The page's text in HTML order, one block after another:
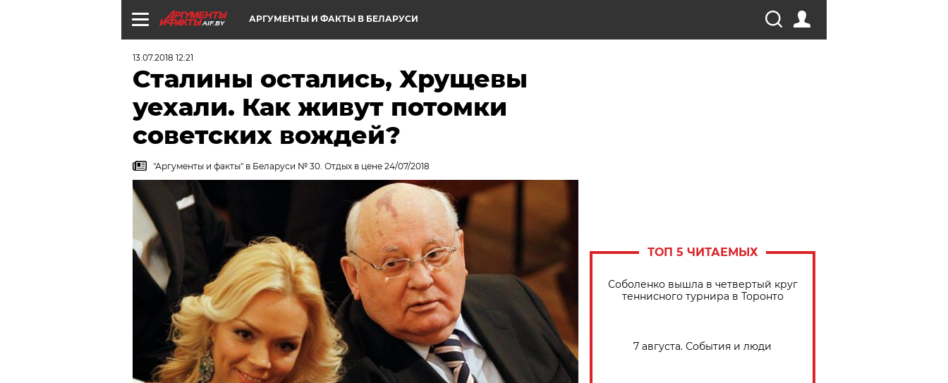
AIF.BY АРГУМЕНТЫ И ФАКТЫ В БЕЛАРУСИ
13.07.2018 12:21
Сталины остались, Хрущевы
уехали. Как живут потомки
советских вождей?
"Аргументы и факты" в Беларуси № 30. Отдых в цене 24/07/2018
ТОП 5 ЧИТАЕМЫХ
Соболенко вышла в четвертый круг
теннисного турнира в Торонто
7 августа. События и люди